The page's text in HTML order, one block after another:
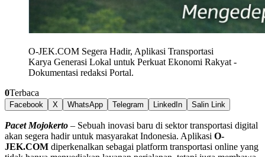
O-JEK.COM Segera Hadir, Aplikasi Transportasi
Karya Generasi Lokal untuk Perkuat Ekonomi Rakyat -
Dokumentasi redaksi Portal.
0Terbaca
Facebook X WhatsApp Telegram LinkedIn Salin Link
Pacet Mojokerto – Sebuah inovasi baru di sektor transportasi digital
akan segera hadir untuk masyarakat Indonesia. Aplikasi O-
JEK.COM diperkenalkan sebagai platform transportasi online yang